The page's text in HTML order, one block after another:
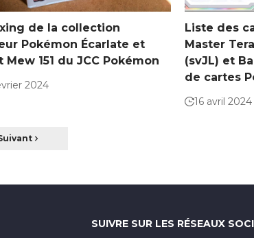
de la collection
Pokémon Écarlate et
Mew 151 du JCC Pokémon
2024
Liste des
Master
(svJL) et
de cartes
16 avril 2024
SUIVRE SUR LES RÉSEAUX